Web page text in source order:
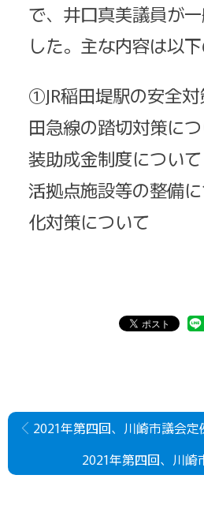
で、井口真美議員が
した。主な内容は以下
①JR稲田堤駅の安全
田急線の踏切対策に
装助成金制度につい
活拠点施設等の整備
化対策について